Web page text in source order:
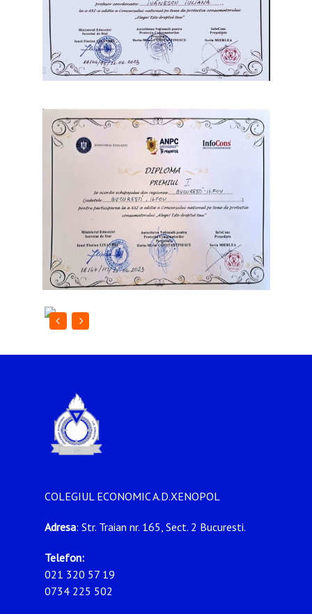
COLEGIUL ECONOMIC A.D.XENOPOL
Adresa: Str. Traian nr. 165, Sect. 2 Bucuresti.
Telefon:
021 320 57 19
0734 225 502